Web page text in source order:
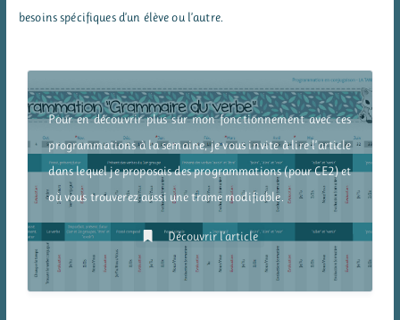
besoins spécifiques d’un élève ou l’autre.
Pour en découvrir plus sur mon fonctionnement avec ces
programmations à la semaine, je vous invite à lire l’article
dans lequel je proposais des programmations (pour CE2) et
où vous trouverez aussi une trame modifiable.
Découvrir l’article